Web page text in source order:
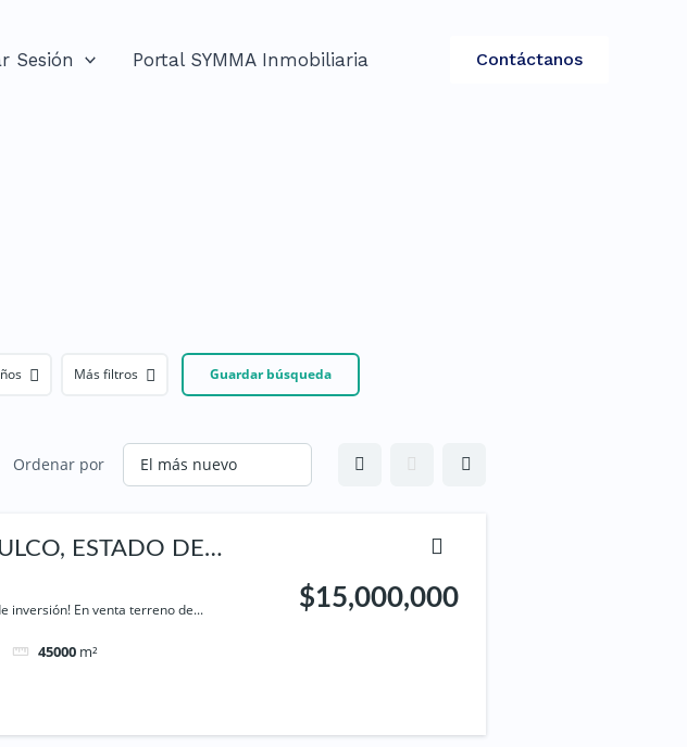
Sesión Portal SYMMA Inmobiliaria Contáctanos
Guardar búsqueda
Más filtros
Ordenar por
ESTADO DE
inversión! En venta terreno de...
45000 m²
$15,000,000